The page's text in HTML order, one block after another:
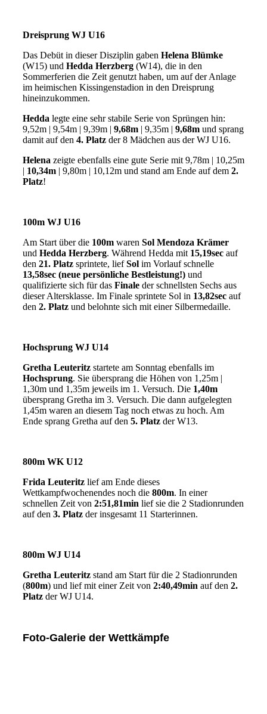
Dreisprung WJ U16
Das Debüt in dieser Disziplin gaben Helena Blümke
(W15) und Hedda Herzberg(W14), die in den
Sommerferien die Zeit genutzt haben, um auf der Anlage
im heimischen Kissingenstadion in den Dreisprung
hineinzukommen.
Hedda legte eine sehr stabile Serie von Sprüngen hin:
9,52m | 9,54m | 9,39m | 9,68m| 9,35m | 9,68m und sprang
damit auf den 4. Platzder 8 Mädchen aus der WJ U16.
Helena zeigte ebenfalls eine gute Serie mit 9,78m | 10,25m
| 10,34m| 9,80m | 10,12m und stand am Ende auf dem 2.
Platz!
100m WJ U16
Am Start über die 100mwaren Sol Mendoza Krämer
und Hedda Herzberg. Während Hedda mit 15,19secauf
den 21. Platzsprintete, liefSol im Vorlauf schnelle
13,58sec (neue persönliche Bestleistung!)und
qualifizierte sich für das Finaleder schnellsten Sechs aus
dieser Altersklasse. Im Finale sprintete Sol in 13,82secauf
den 2. Platzund belohnte sich mit einer Silbermedaille.
Hochsprung WJ U14
Gretha Leuteritzstartete am Sonntag ebenfalls im
Hochsprung. Sie übersprang die Höhen von 1,25m |
1,30m und 1,35m jeweils im 1. Versuch. Die 1,40m
übersprang Gretha im 3. Versuch. Die dann aufgelegten
1,45m waren an diesem Tag noch etwas zu hoch. Am
Ende sprang Gretha auf den 5. Platzder W13.
800m WK U12
Frida Leuteritzlief am Ende dieses
Wettkampfwochenendes noch die 800m. In einer
schnellen Zeit von 2:51,81min lief sie die 2 Stadionrunden
auf den 3. Platzder insgesamt 11 Starterinnen.
800m WJ U14
Gretha Leuteritzstand am Start für die 2 Stadionrunden
(800m) und lief mit einer Zeit von 2:40,49min auf den 2.
Platzder WJ U14.
Foto-Galerie der Wettkämpfe